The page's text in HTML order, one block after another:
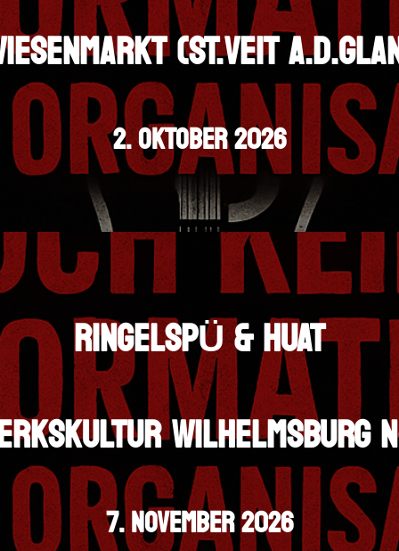
(ST.VEIT
2. OKTOBER 2026
RINGELSPÜ & HUAT
WILHELMSBURG
7. NOVEMBER 2026